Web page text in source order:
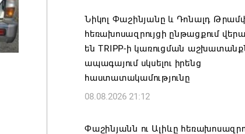
Նիկոլ Փաշինյանը և Դոնալդ
հեռախոսազրույցի ընթացքում
են TRIPP-ի կառուցման
ապագայում սկսելու իրենց
հաստատակամությունը
08.08.2026 21:12
Փաշինյանն ու Ալիևը